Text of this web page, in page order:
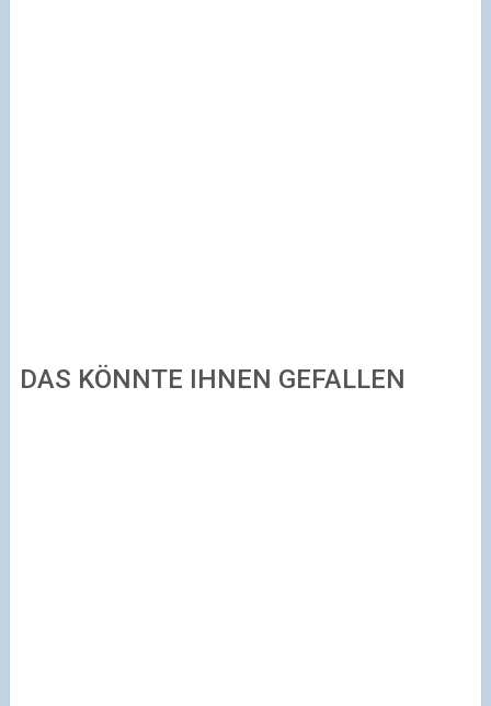
DAS KÖNNTE IHNEN GEFALLEN